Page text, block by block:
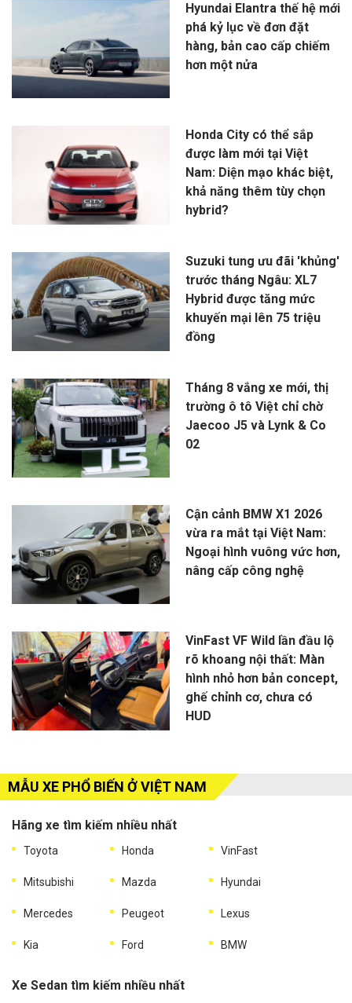
Hyundai Elantra thế hệ mới
phá kỷ lục về đơn đặt
hàng, bản cao cấp chiếm
hơn một nửa
Honda City có thể sắp
được làm mới tại Việt
Nam: Diện mạo khác biệt,
khả năng thêm tùy chọn
hybrid?
Suzuki tung ưu đãi 'khủng'
trước tháng Ngâu: XL7
Hybrid được tăng mức
khuyến mại lên 75 triệu
đồng
Tháng 8 vắng xe mới, thị
trường ô tô Việt chỉ chờ
Jaecoo J5 và Lynk & Co
02
Cận cảnh BMW X1 2026
vừa ra mắt tại Việt Nam:
Ngoại hình vuông vức hơn,
nâng cấp công nghệ
VinFast VF Wild lần đầu lộ
rõ khoang nội thất: Màn
hình nhỏ hơn bản concept,
ghế chỉnh cơ, chưa có
HUD
MẪU XE PHỔ BIẾN Ở VIỆT NAM
Hãng xe tìm kiếm nhiều nhất
Toyota Honda VinFast
Mitsubishi Mazda Hyundai
Mercedes Peugeot Lexus
Kia Ford BMW
Xe Sedan tìm kiếm nhiều nhất